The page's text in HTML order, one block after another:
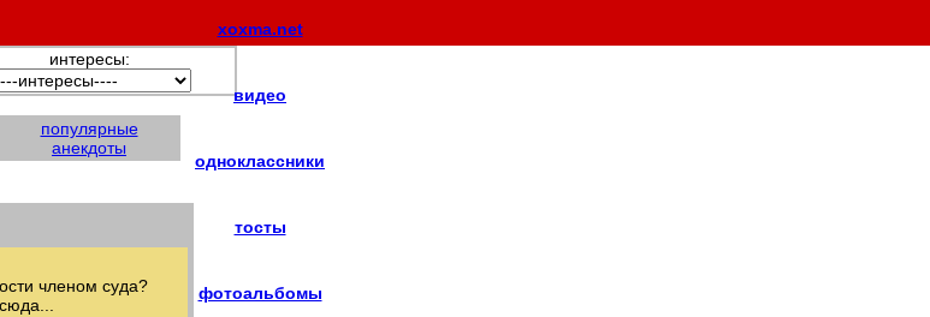
xoxma.net
видео
одноклассники
тосты
фотоальбомы
интересы:
популярные
анекдоты
членом суда?